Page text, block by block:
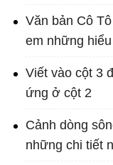
Văn bản Cô
em những
Viết vào cột 3
ứng ở cột 2
Cảnh dòng
những chi tiết